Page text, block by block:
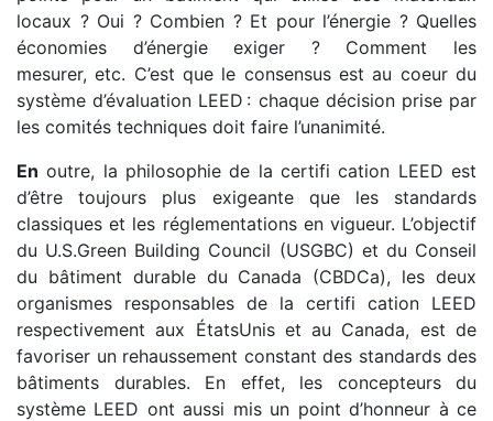
locaux ? Oui ? Combien ? Et pour l’énergie ? Quelles
économies d’énergie exiger ? Comment les
mesurer, etc. C’est que le consensus est au coeur du
système d’évaluation LEED : chaque décision prise par
les comités techniques doit faire l’unanimité.
En outre, la philosophie de la certifi­ cation LEED est
d’être toujours plus exigeante que les standards
classiques et les réglementations en vigueur. L’objectif
du U.S.Green Building Council (USGBC) et du Conseil
du bâtiment durable du Canada (CBDCa), les deux
organismes responsables de la certifi­ cation LEED
respectivement aux États­Unis et au Canada, est de
favoriser un rehaussement constant des standards des
bâtiments durables. En effet, les concepteurs du
système LEED ont aussi mis un point d’honneur à ce